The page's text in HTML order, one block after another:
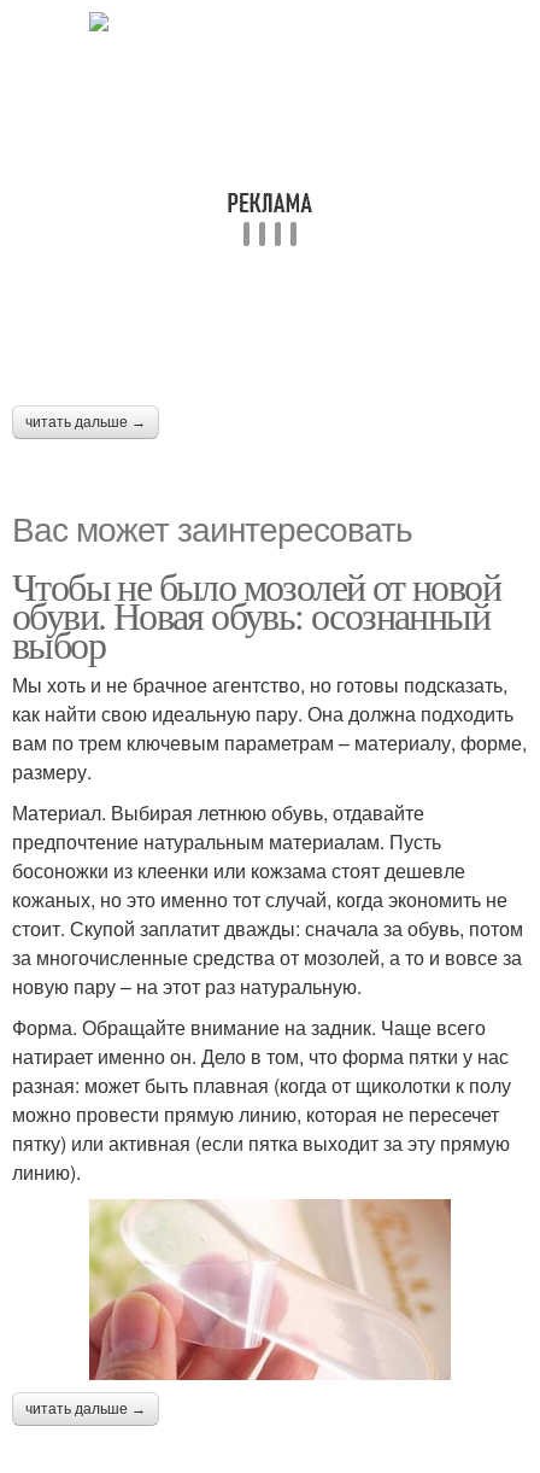
читать дальше →
Вас может заинтересовать
Чтобы не было мозолей от новой
обуви. Новая обувь: осознанный
выбор
Мы хоть и не брачное агентство, но готовы подсказать,
как найти свою идеальную пару. Она должна подходить
вам по трем ключевым параметрам – материалу, форме,
размеру.
Материал. Выбирая летнюю обувь, отдавайте
предпочтение натуральным материалам. Пусть
босоножки из клеенки или кожзама стоят дешевле
кожаных, но это именно тот случай, когда экономить не
стоит. Скупой заплатит дважды: сначала за обувь, потом
за многочисленные средства от мозолей, а то и вовсе за
новую пару – на этот раз натуральную.
Форма. Обращайте внимание на задник. Чаще всего
натирает именно он. Дело в том, что форма пятки у нас
разная: может быть плавная (когда от щиколотки к полу
можно провести прямую линию, которая не пересечет
пятку) или активная (если пятка выходит за эту прямую
линию).
читать дальше →